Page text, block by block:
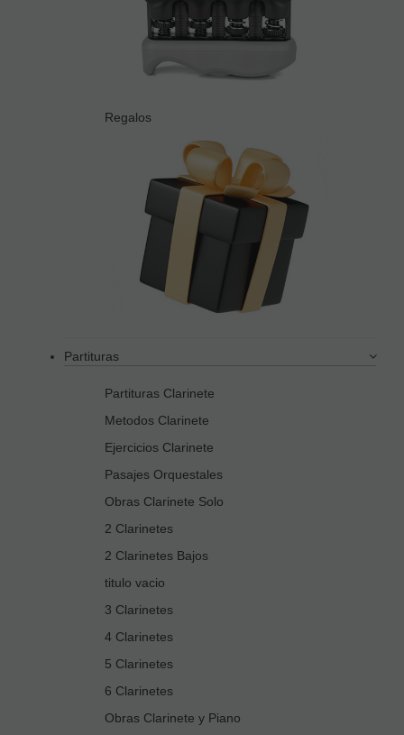
Regalos
Partituras
Partituras Clarinete
Metodos Clarinete
Ejercicios Clarinete
Pasajes Orquestales
Obras Clarinete Solo
2 Clarinetes
2 Clarinetes Bajos
titulo vacio
3 Clarinetes
4 Clarinetes
5 Clarinetes
6 Clarinetes
Obras Clarinete y Piano